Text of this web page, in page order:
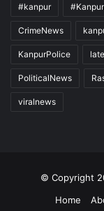
#kanpur
CrimeNews
KanpurPolice
PoliticalNews
viralnews
© Copyright
Home